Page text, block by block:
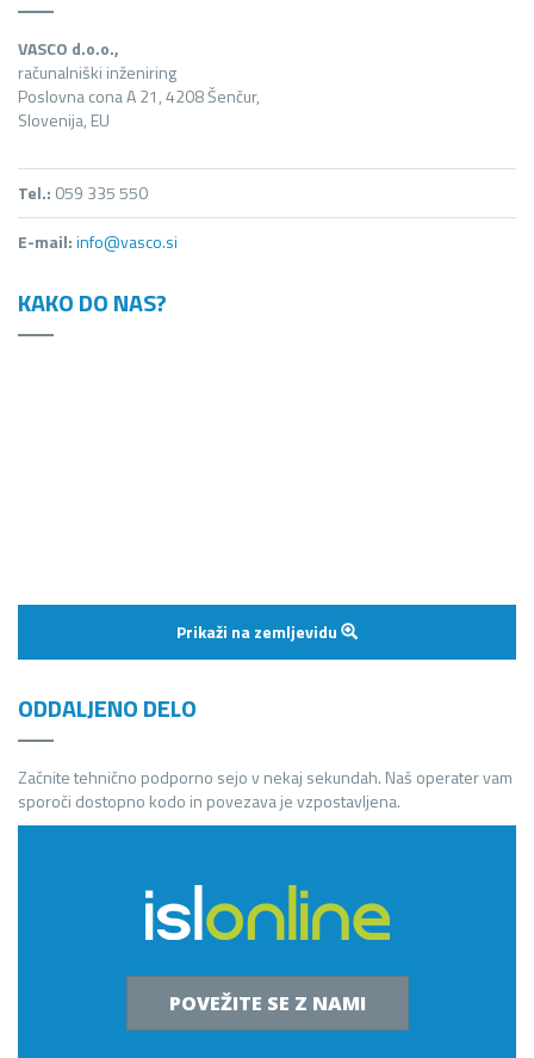
VASCO d.o.o.,
računalniški inženiring
Poslovna cona A 21, 4208 Šenčur,
Slovenija, EU
Tel.: 059 335 550
E-mail:info@vasco.si
KAKO DO NAS?
Prikaži na zemljevidu
ODDALJENO DELO
Začnite tehnično podporno sejo v nekaj sekundah. Naš operater vam
sporoči dostopno kodo in povezava je vzpostavljena.
POVEŽITE SE Z NAMI